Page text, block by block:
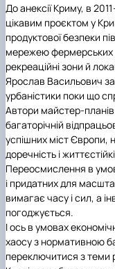
До анексії Криму, в
цікавим проєктом у
продуктової безпеки
мережею фермерських
рекреаційні зони й
Ярослав Васильович
урбаністики поки що
Автори майстер-
багаторічній
успішних міст
доречність і
Переосмислення в
і придатних для
вимагає часу і сил, а
погоджується.
І ось в умовах
хаосу з нормативною
переключитися з теми